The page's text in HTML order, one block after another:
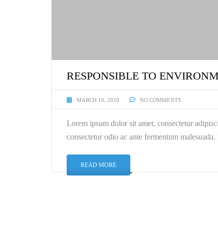
RESPONSIBLE TO
MARCH 16, 2020 NO COMMENTS
Lorem ipsum dolor sit amet, consectetur
consectetur odio ac ante fermentum
READ MORE